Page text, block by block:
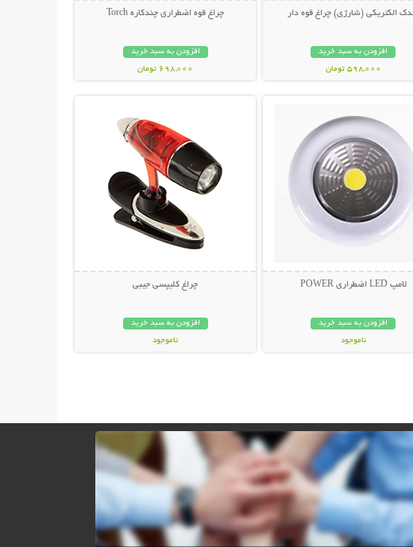
الکتریکی (شارژی) چراغ قوه دار
افزودن به سبد خرید
598,000 تومان
چراغ قوه اضطراری چندکاره Torch
افزودن به سبد خرید
698,000 تومان
لامپ LED اضطراری POWER
افزودن به سبد خرید
ناموجود
چراغ کلیپسی جیبی
افزودن به سبد خرید
ناموجود